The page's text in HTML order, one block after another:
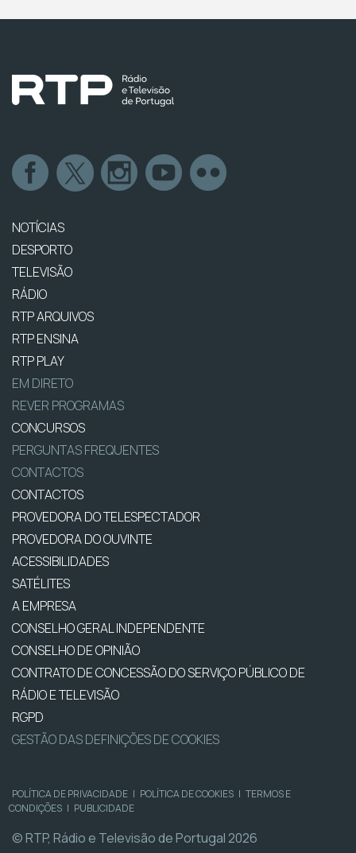
NOTÍCIAS
DESPORTO
TELEVISÃO
RÁDIO
RTP ARQUIVOS
RTP ENSINA
RTP PLAY
EM DIRETO
REVER PROGRAMAS
CONCURSOS
PERGUNTAS FREQUENTES
CONTACTOS
CONTACTOS
PROVEDORA DO TELESPECTADOR
PROVEDORA DO OUVINTE
ACESSIBILIDADES
SATÉLITES
A EMPRESA
CONSELHO GERAL INDEPENDENTE
CONSELHO DE OPINIÃO
CONTRATO DE CONCESSÃO DO SERVIÇO PÚBLICO DE
RÁDIO E TELEVISÃO
RGPD
GESTÃO DAS DEFINIÇÕES DE COOKIES
POLÍTICA DE PRIVACIDADE | POLÍTICA DE COOKIES | TERMOS E
CONDIÇÕES | PUBLICIDADE
© RTP, Rádio e Televisão de Portugal 2026